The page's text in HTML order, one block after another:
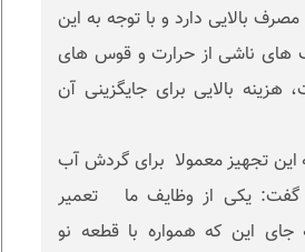
بالایی دارد و با توجه به این
ناشی از حرارت و قوس های
هزینه بالایی برای جایگزینی آن
این تجهیز معمولا برای گردش آب
گفت: یکی از وظایف ما تعمیر
این که همواره با قطعه نو